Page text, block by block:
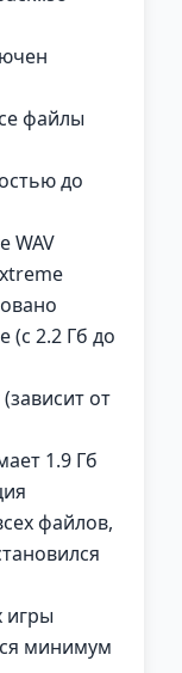
файлы
до
WAV
(с 2.2 Гб до
от
1.9 Гб
файлов,
игры
минимум